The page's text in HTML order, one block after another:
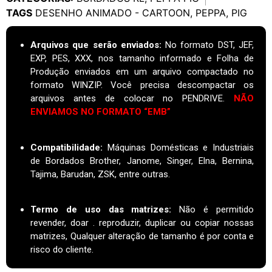
TAGS DESENHO ANIMADO - CARTOON, PEPPA, PIG
Arquivos que serão enviados: No formato DST, JEF,
EXP, PES, XXX, nos tamanho informado e Folha de
Produção enviados em um arquivo compactado no
formato WINZIP. Você precisa descompactar os
arquivos antes de colocar no PENDRIVE. NÃO
ENVIAMOS NO FORMATO “EMB”
Compatibilidade: Máquinas Domésticas e Industriais
de Bordados Brother, Janome, Singer, Elna, Bernina,
Tajima, Barudan, ZSK, entre outras.
Termo de uso das matrizes:
Não é permitido
revender, doar . reproduzir, duplicar ou copiar nossas
matrizes, Qualquer alteração de tamanho é por conta e
risco do cliente.